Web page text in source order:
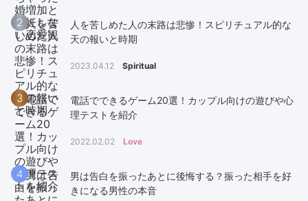
2
人を苦しめた人の末路は悲惨！スピリチュアル的な
天の報いと時期
2023.04.12 Spiritual
3
電話でできるゲーム20選！カップル向けの遊びや心
理テストを紹介
2022.02.02 Love
4
男は告白を振ったあとに後悔する？振った相手を好
きになる男性の本音